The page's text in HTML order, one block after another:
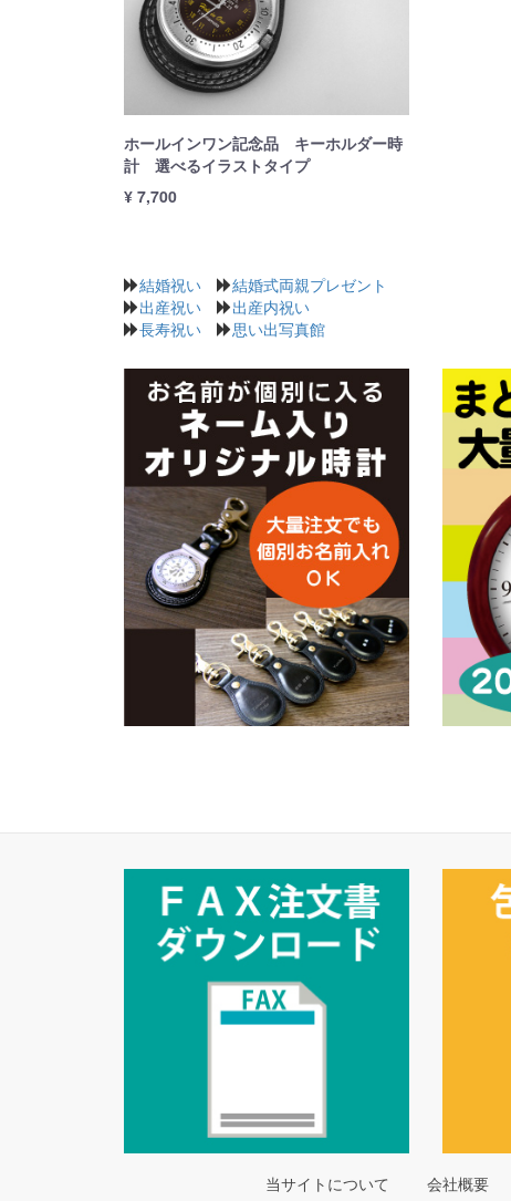
ホールインワン記念品 キーホルダー時
計 選べるイラストタイプ
¥ 7,700
結婚祝い
結婚式両親プレゼント
出産祝い
出産内祝い
長寿祝い
思い出写真館
当サイトについて 会社概要